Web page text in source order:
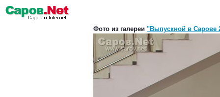
Фото из галереи "Выпускной в Сарове